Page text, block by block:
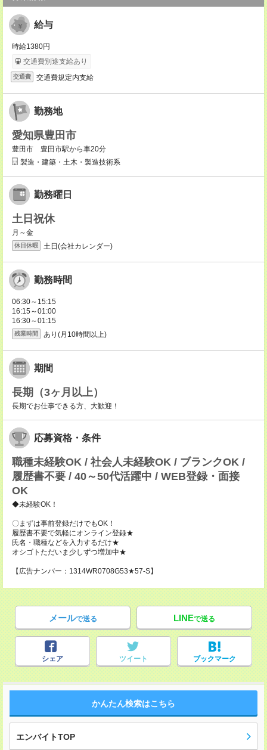
給与
時給1380円
交通費別途支給あり
交通費 交通費規定内支給
勤務地
愛知県豊田市
豊田市 豊田市駅から車20分
製造・建築・土木・製造技術系
勤務曜日
土日祝休
月～金
休日休暇 土日(会社カレンダー)
勤務時間
06:30～15:15
16:15～01:00
16:30～01:15
残業時間 あり(月10時間以上)
期間
長期（3ヶ月以上）
長期でお仕事できる方、大歓迎！
応募資格・条件
職種未経験OK / 社会人未経験OK / ブランクOK /
履歴書不要 / 40～50代活躍中 / WEB登録・面接
OK
◆未経験OK！
〇まずは事前登録だけでもOK！
履歴書不要で気軽にオンライン登録★
氏名・職種などを入力するだけ★
オシゴトただいま少しずつ増加中★
【広告ナンバー：1314WR0708G53★57-S】
メールで送る LINEで送る
シェア ツイート ブックマーク
かんたん検索はこちら
エンバイトTOP